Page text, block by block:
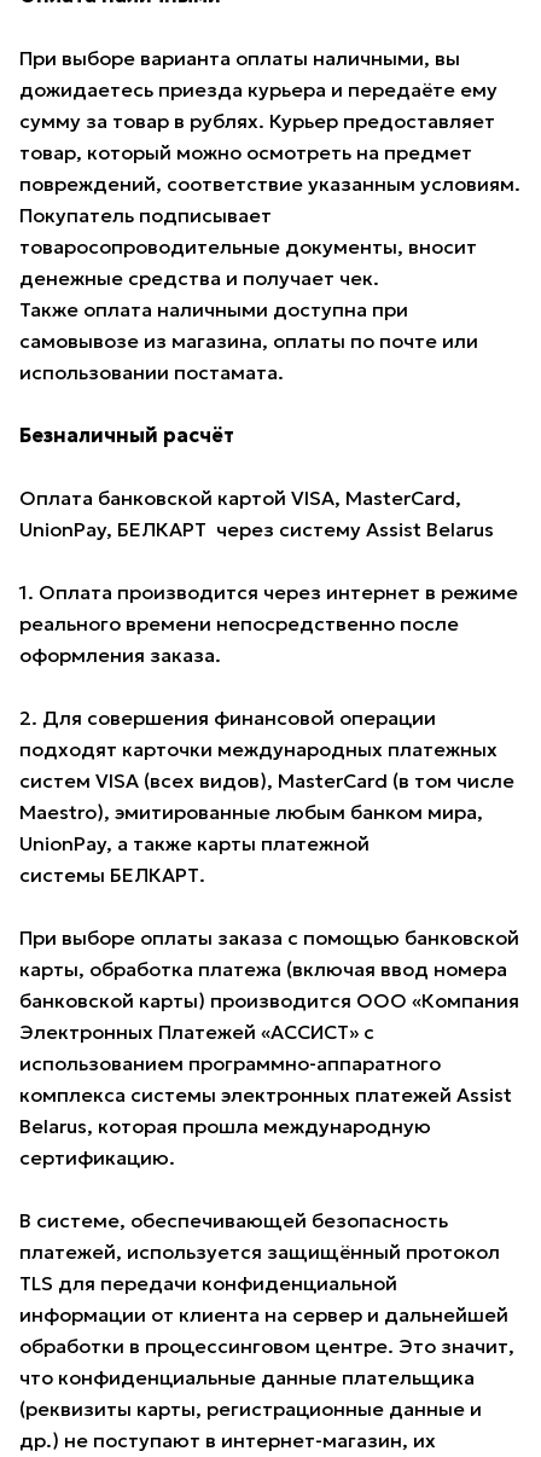
При выборе варианта оплаты наличными, вы
дожидаетесь приезда курьера и передаёте ему
сумму за товар в рублях. Курьер предоставляет
товар, который можно осмотреть на предмет
повреждений, соответствие указанным условиям.
Покупатель подписывает
товаросопроводительные документы, вносит
денежные средства и получает чек.
Также оплата наличными доступна при
самовывозе из магазина, оплаты по почте или
использовании постамата.
Безналичный расчёт
Оплата банковской картой VISA, MasterCard,
UnionPay, БЕЛКАРТ через систему Assist Belarus
1. Оплата производится через интернет в режиме
реального времени непосредственно после
оформления заказа.
2. Для совершения финансовой операции
подходят карточки международных платежных
систем VISA (всех видов), MasterCard (в том числе
Maestro), эмитированные любым банком мира,
UnionPay, а также карты платежной
системы БЕЛКАРТ.
При выборе оплаты заказа с помощью банковской
карты, обработка платежа (включая ввод номера
банковской карты) производится ООО «Компания
Электронных Платежей «АССИСТ» с
использованием программно-аппаратного
комплекса системы электронных платежей Assist
Belarus, которая прошла международную
сертификацию.
В системе, обеспечивающей безопасность
платежей, используется защищённый протокол
TLS для передачи конфиденциальной
информации от клиента на сервер и дальнейшей
обработки в процессинговом центре. Это значит,
что конфиденциальные данные плательщика
(реквизиты карты, регистрационные данные и
др.) не поступают в интернет-магазин, их